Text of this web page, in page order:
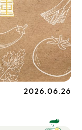
2026.06.26